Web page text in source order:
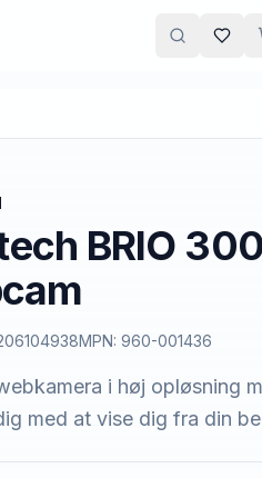
BRIO
MPN: 960-001436
i høj opløsning
med at vise dig fra din